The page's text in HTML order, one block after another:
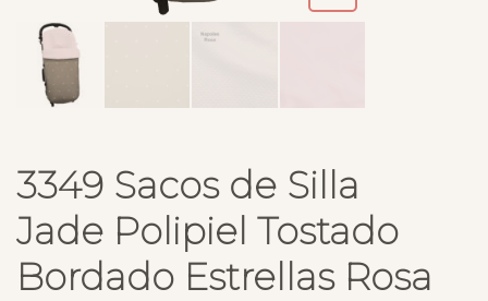
3349 Sacos de Silla
Jade Polipiel Tostado
Bordado Estrellas Rosa